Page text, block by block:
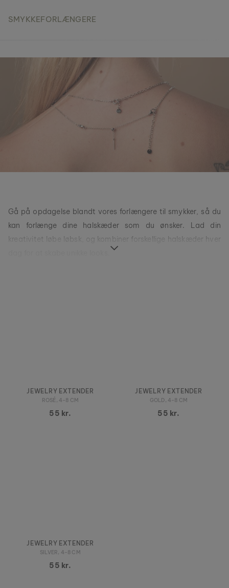
SMYKKEFORLÆNGERE
Gå på opdagelse blandt vores forlængere til smykker, så du
kan forlænge dine halskæder som du ønsker. Lad din
kreativitet løbe løbsk, og kombiner forskellige halskæder hver
JEWELRY EXTENDER
ROSÉ, 4-8 CM
55 kr.
JEWELRY EXTENDER
GOLD, 4-8 CM
55 kr.
JEWELRY EXTENDER
SILVER, 4-8 CM
55 kr.